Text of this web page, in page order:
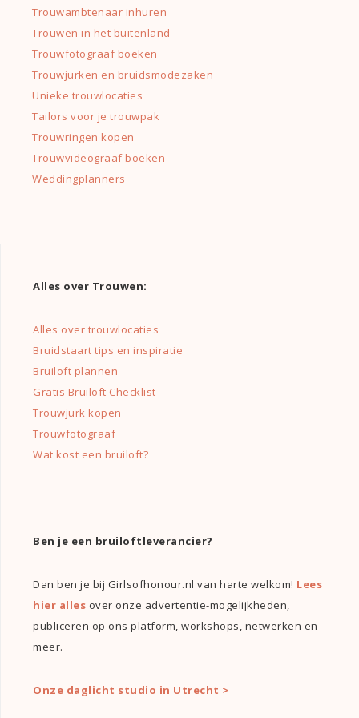
Trouwambtenaar inhuren
Trouwen in het buitenland
Trouwfotograaf boeken
Trouwjurken en bruidsmodezaken
Unieke trouwlocaties
Tailors voor je trouwpak
Trouwringen kopen
Trouwvideograaf boeken
Weddingplanners
Alles over Trouwen:
Alles over trouwlocaties
Bruidstaart tips en inspiratie
Bruiloft plannen
Gratis Bruiloft Checklist
Trouwjurk kopen
Trouwfotograaf
Wat kost een bruiloft?
Ben je een bruiloftleverancier?
Dan ben je bij Girlsofhonour.nl van harte welkom! Lees
hier alles over onze advertentie-mogelijkheden,
publiceren op ons platform, workshops, netwerken en
meer.
Onze daglicht studio in Utrecht >